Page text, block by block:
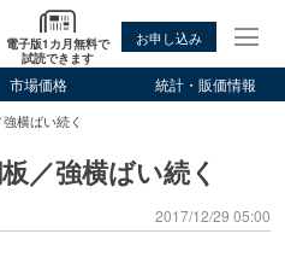
電子版1カ月無料で
試読できます
お申し込み
市場価格 統計・販価情報
横ばい続く
／強横ばい続く
2017/12/29 05:00